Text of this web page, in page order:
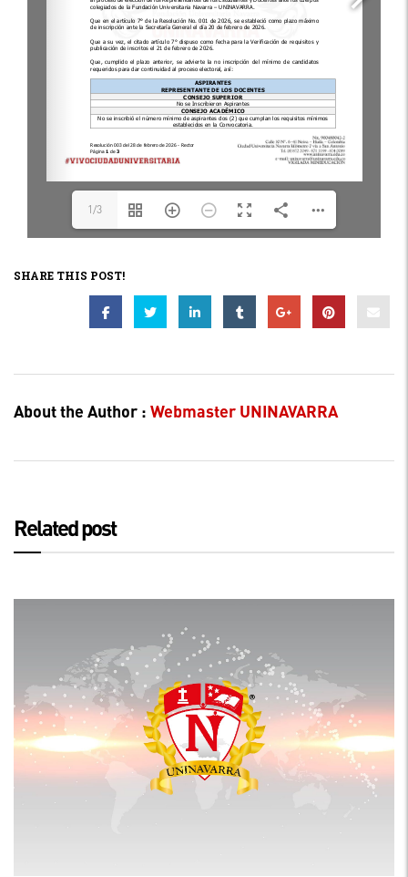
1/3
SHARE THIS POST!
About the Author : Webmaster UNINAVARRA
Related post